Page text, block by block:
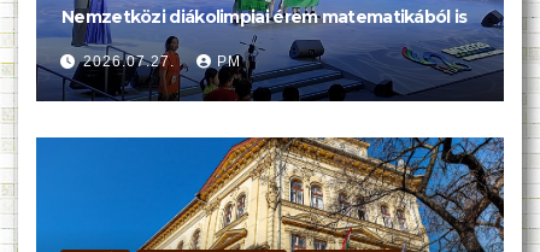
Nemzetközi diákolimpiai érem matematikából is
2026.07.27. PM